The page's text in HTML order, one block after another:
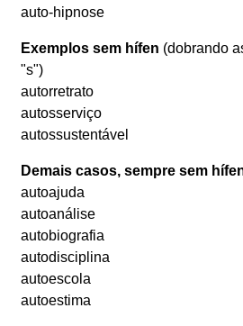
auto-hipnose
Exemplos sem hífen (dobrando
"s")
autorretrato
autosserviço
autossustentável
Demais casos, sempre sem
autoajuda
autoanálise
autobiografia
autodisciplina
autoescola
autoestima